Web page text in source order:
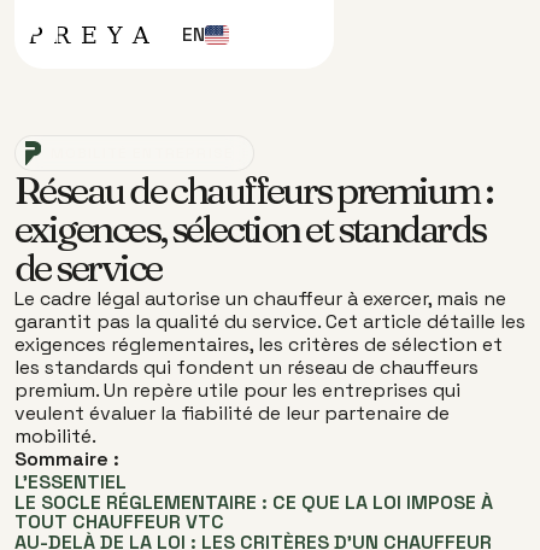
EN
Réseau de chauffeurs premium :
exigences, sélection et standards
de service
Le cadre légal autorise un chauffeur à exercer, mais ne
garantit pas la qualité du service. Cet article détaille les
exigences réglementaires, les critères de sélection et
les standards qui fondent un réseau de chauffeurs
premium. Un repère utile pour les entreprises qui
veulent évaluer la fiabilité de leur partenaire de
mobilité.
Sommaire :
L'ESSENTIEL
LE SOCLE RÉGLEMENTAIRE : CE QUE LA LOI IMPOSE À
TOUT CHAUFFEUR VTC
AU-DELÀ DE LA LOI : LES CRITÈRES D'UN CHAUFFEUR